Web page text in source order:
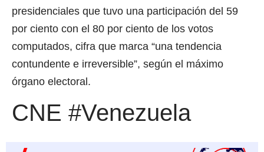
presidenciales que tuvo una participación del 59
por ciento con el 80 por ciento de los votos
computados, cifra que marca “una tendencia
contundente e irreversible”, según el máximo
órgano electoral.
CNE #Venezuela